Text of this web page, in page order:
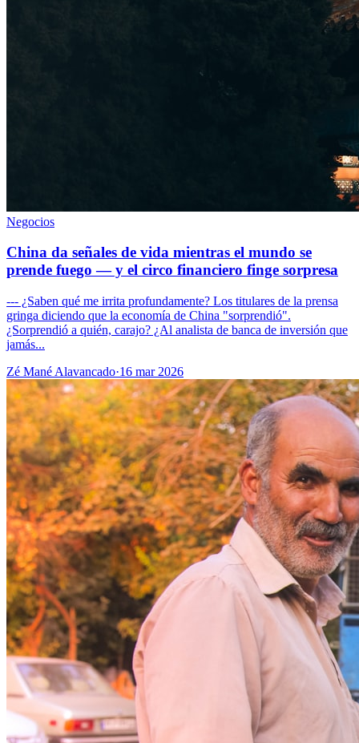
Negocios
China da señales de vida mientras el mundo se
prende fuego — y el circo financiero finge sorpresa
--- ¿Saben qué me irrita profundamente? Los titulares de la prensa
gringa diciendo que la economía de China "sorprendió".
¿Sorprendió a quién, carajo? ¿Al analista de banca de inversión que
jamás...
Zé Mané Alavancado·16 mar 2026